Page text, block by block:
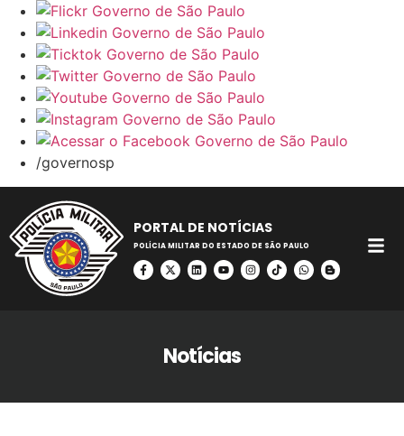
/governosp
PORTAL DE NOTÍCIAS
POLÍCIA MILITAR DO ESTADO DE SÃO PAULO
Notícias